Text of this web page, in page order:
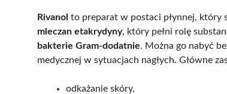
Rivanol to preparat w postaci płynnej, który
mleczan etakrydyny, który pełni rolę
bakterie Gram-dodatnie. Można go nabyć
medycznej w sytuacjach nagłych. Główne
odkażanie skóry,